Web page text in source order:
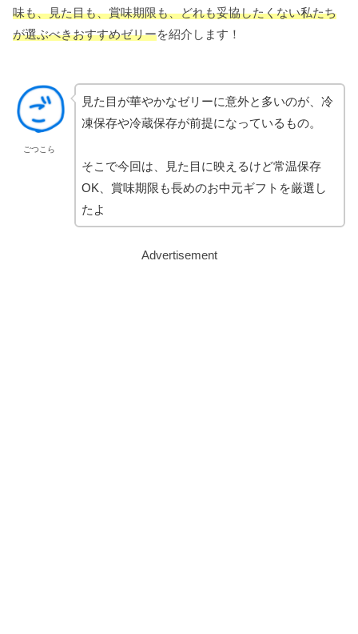
味も、見た目も、賞味期限も、どれも妥協したくない私たち
が選ぶべきおすすめゼリーを紹介します！
ごつこら
見た目が華やかなゼリーに意外と多いのが、冷
凍保存や冷蔵保存が前提になっているもの。
そこで今回は、見た目に映えるけど常温保存
OK、賞味期限も長めのお中元ギフトを厳選し
たよ
Advertisement